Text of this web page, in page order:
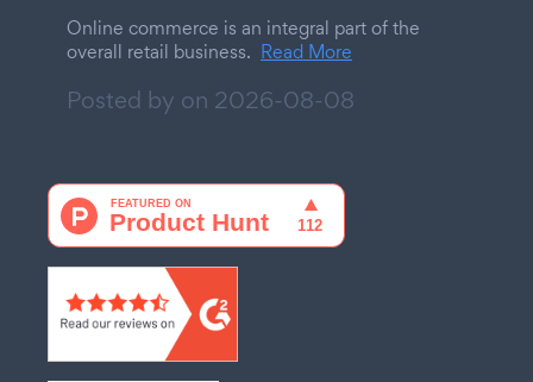
Online commerce is an integral part of the
overall retail business. Read More
Posted by on 2026-08-08